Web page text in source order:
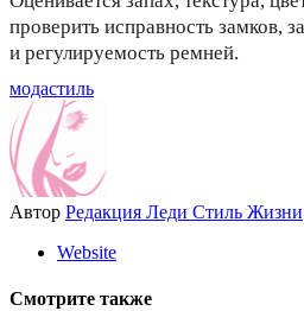
проверить исправность замков,
и регулируемость ремней.
модастиль
Автор Редакция Леди Стиль Жизни
Website
Смотрите также